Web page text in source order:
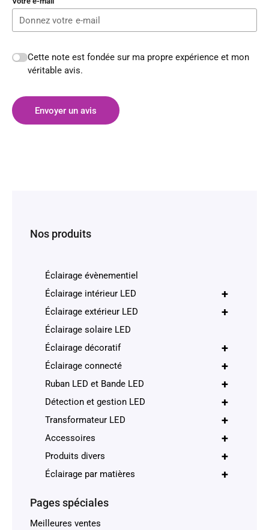
Cette note est fondée sur ma propre expérience et mon
véritable avis.
Envoyer un avis
Nos produits
Éclairage évènementiel
+
Éclairage intérieur LED
+
Éclairage extérieur LED
Éclairage solaire LED
+
Éclairage décoratif
+
Éclairage connecté
+
Ruban LED et Bande LED
+
Détection et gestion LED
+
Transformateur LED
+
Accessoires
+
Produits divers
+
Éclairage par matières
Pages spéciales
Meilleures ventes